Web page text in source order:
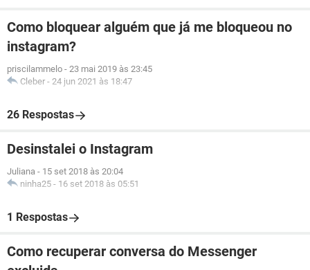
Como bloquear alguém que já me bloqueou no
instagram?
priscilammelo - 23 mai 2019 às 23:45
Cleber - 24 jun 2021 às 18:47
26 Respostas
Desinstalei o Instagram
Juliana - 15 set 2018 às 20:04
ninha25 - 16 set 2018 às 05:51
1 Respostas
Como recuperar conversa do Messenger